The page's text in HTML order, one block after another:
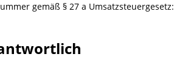
gemäß § 27 a Umsatzsteuergesetz: